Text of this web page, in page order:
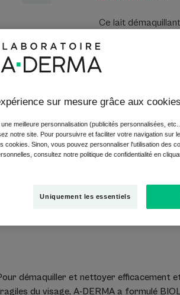
Ce lait
diminue de 56%
peaux fragiles du
Le lait
99% d'ingrédients
BIO. Certifié
Point de
démaquiller et nettoyer efficacement
du visage, A-DERMA a formulé
sur mesure grâce aux cookies
meilleure personnalisation (publicités personnalisées,
notre site. Pour poursuivre et faciliter votre navigation sur
cookies. Sinon, vous pouvez personnaliser l'utilisation des
consultez notre politique de confidentialité en
Uniquement les essentiels